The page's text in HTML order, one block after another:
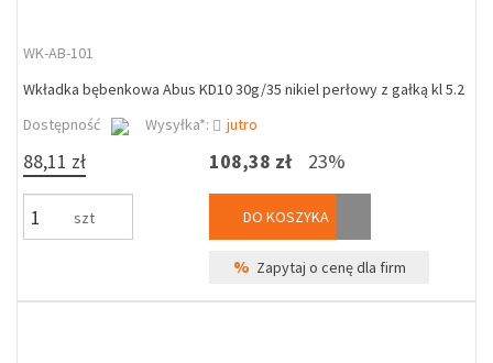
WK-AB-101
Wkładka bębenkowa Abus KD10 30g/35 nikiel perłowy z gałką kl 5.2
Dostępność
Wysyłka*: jutro
88,11 zł
szt
108,38 zł 23%
DO KOSZYKA
% Zapytaj o cenę dla firm